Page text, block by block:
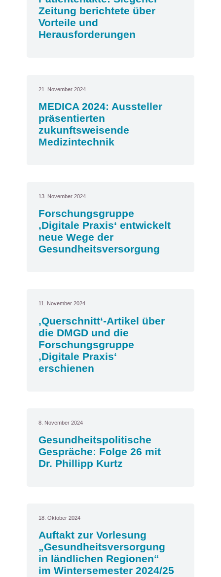
Zeitung berichtete über
Vorteile und
Herausforderungen
21. November 2024
MEDICA 2024: Aussteller
präsentierten
zukunftsweisende
Medizintechnik
13. November 2024
Forschungsgruppe
‚Digitale Praxis‘ entwickelt
neue Wege der
Gesundheitsversorgung
11. November 2024
‚Querschnitt‘-Artikel über
die DMGD und die
Forschungsgruppe
‚Digitale Praxis‘
erschienen
8. November 2024
Gesundheitspolitische
Gespräche: Folge 26 mit
Dr. Phillipp Kurtz
18. Oktober 2024
Auftakt zur Vorlesung
„Gesundheitsversorgung
in ländlichen Regionen“
im Wintersemester 2024/25